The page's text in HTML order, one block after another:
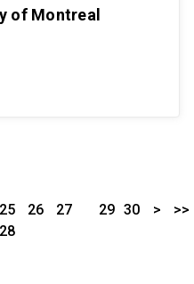
of Montreal
25 26
27
28
29 30 > >>